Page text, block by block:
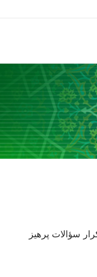
سؤالات پرهیز